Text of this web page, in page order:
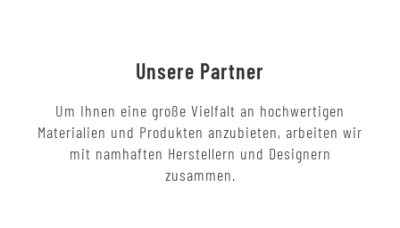
Unsere Partner
Um Ihnen eine große Vielfalt an hochwertigen
Materialien und Produkten anzubieten, arbeiten wir
mit namhaften Herstellern und Designern
zusammen.